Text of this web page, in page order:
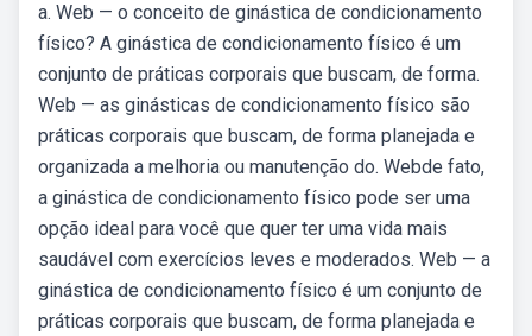
a. Web — o conceito de ginástica de condicionamento
físico? A ginástica de condicionamento físico é um
conjunto de práticas corporais que buscam, de forma.
Web — as ginásticas de condicionamento físico são
práticas corporais que buscam, de forma planejada e
organizada a melhoria ou manutenção do. Webde fato,
a ginástica de condicionamento físico pode ser uma
opção ideal para você que quer ter uma vida mais
saudável com exercícios leves e moderados. Web — a
ginástica de condicionamento físico é um conjunto de
práticas corporais que buscam, de forma planejada e